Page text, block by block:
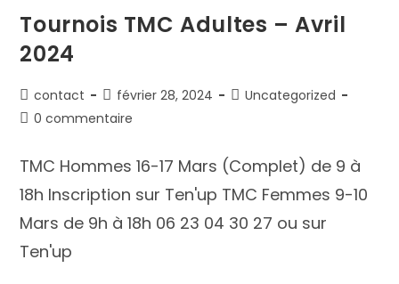
Tournois TMC Adultes – Avril
2024
contact février 28, 2024
Uncategorized
0 commentaire
TMC Hommes 16-17 Mars (Complet) de 9 à
18h Inscription sur Ten'up TMC Femmes 9-10
Mars de 9h à 18h 06 23 04 30 27 ou sur
Ten'up